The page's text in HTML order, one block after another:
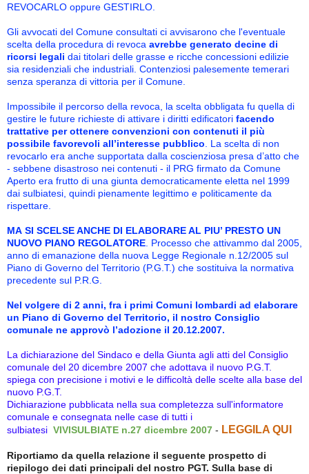
REVOCARLO oppure GESTIRLO.
Gli avvocati del Comune consultati ci avvisarono che l'eventuale
scelta della procedura di revoca avrebbe generato decine di
ricorsi legali dai titolari delle grasse e ricche concessioni edilizie
sia residenziali che industriali. Contenziosi palesemente temerari
senza speranza di vittoria per il Comune.
Impossibile il percorso della revoca, la scelta obbligata fu quella di
gestire le future richieste di attivare i diritti edificatori facendo
trattative per ottenere convenzioni con contenuti il più
possibile favorevoli all’interesse pubblico
La scelta di non
revocarlo era anche supportata dalla coscienziosa presa d’atto che
- sebbene disastroso nei contenuti - il PRG firmato da Comune
Aperto era frutto di una giunta democraticamente eletta nel 1999
dai sulbiatesi, quindi pienamente legittimo e politicamente da
rispettare.
MA SI SCELSE ANCHE DI ELABORARE AL PIU’ PRESTO UN
NUOVO PIANO REGOLATORE . Processo che attivammo dal 2005,
anno di emanazione della nuova Legge Regionale n.12/2005 sul
Piano di Governo del Territorio (P.G.T.) che sostituiva la normativa
precedente sul P.R.G.
Nel volgere di 2 anni, fra i primi Comuni lombardi ad elaborare
un Piano di Governo del Territorio, il nostro Consiglio
comunale ne approvò l’adozione il 20.12.2007.
La dichiarazione del Sindaco e della Giunta agli atti del Consiglio
comunale del 20 dicembre 2007 che adottava il nuovo P.G.T.
spiega con precisione i motivi e le difficoltà delle scelte alla base del
nuovo P.G.T.
Dichiarazione pubblicata nella sua completezza sull'informatore
comunale e consegnata nelle case di tutti i
sulbiatesi VIVISULBIATE n.27 dicembre 2007 - LEGGILA QUI
Riportiamo da quella relazione il seguente prospetto di
riepilogo dei dati principali del nostro PGT. Sulla base di